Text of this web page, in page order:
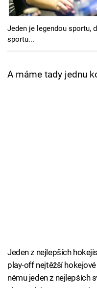
Cool Esport
Pořady
Sledujte prima+
Jeden je legendou sportu,
sportu...
A máme tady jednu
Jeden z nejlepších
play-off nejtěžší
němu jeden z nejlepších